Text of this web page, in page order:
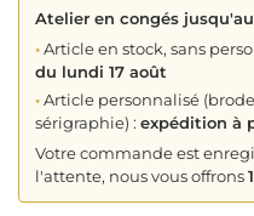
Atelier en congés jusqu'au
•Article en stock, sans
du lundi 17 août
•Article personnalisé
sérigraphie) : expédition à
Votre commande est
l'attente, nous vous offrons